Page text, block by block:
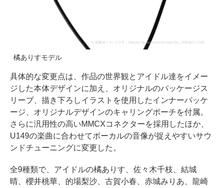
橘ありすモデル
具体的な変更点は、作品の世界観とアイドル達をイメー
ジした本体デザインに加え、オリジナルのパッケージス
リーブ、描き下ろしイラストを使用したインナーパッケ
ージ、オリジナルデザインのキャリングポーチを付属。
さらに汎用性の高いMMCXコネクターを採用したほか、
U149の楽曲に合わせてボーカルの音像が捉えやすいサウ
ンドチューニングに変更した。
全9種類で、アイドルの橘ありす、佐々木千枝、結城
晴、櫻井桃華、的場梨沙、古賀小春、赤城みりあ、龍崎